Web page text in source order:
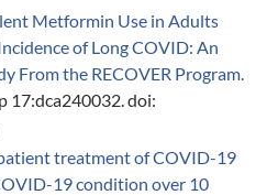
Metformin Use in Adults
of Long COVID: An
From the RECOVER Program.
17:dca240032. doi:
treatment of COVID-19
19 condition over 10